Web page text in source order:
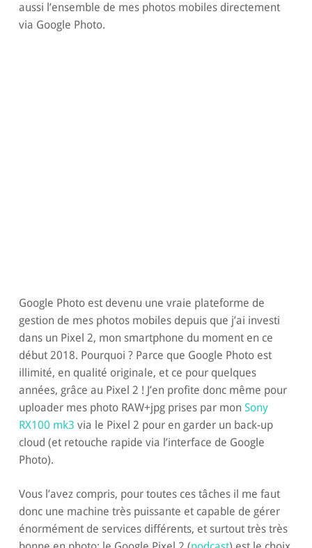
aussi l’ensemble de mes photos mobiles directement
via Google Photo.
Google Photo est devenu une vraie plateforme de
gestion de mes photos mobiles depuis que j’ai investi
dans un Pixel 2, mon smartphone du moment en ce
début 2018. Pourquoi ? Parce que Google Photo est
illimité, en qualité originale, et ce pour quelques
années, grâce au Pixel 2 ! J’en profite donc même pour
uploader mes photo RAW+jpg prises par mon Sony
RX100 mk3 via le Pixel 2 pour en garder un back-up
cloud (et retouche rapide via l’interface de Google
Photo).
Vous l’avez compris, pour toutes ces tâches il me faut
donc une machine très puissante et capable de gérer
énormément de services différents, et surtout très très